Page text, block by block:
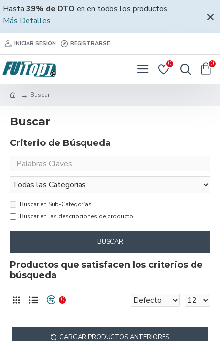
Hasta 39% de DTO en en todos los productos
Más Detalles
INICIAR SESIÓN REGISTRARSE
0 0
Buscar
Buscar
Criterio de Búsqueda
Buscar en Sub-Categorías
Buscar en las descripciones de producto
BUSCAR
Productos que satisfacen los criterios de
búsqueda
0
CARGAR PRODUCTOS ANTERIORES